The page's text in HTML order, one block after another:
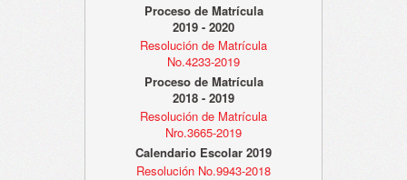
Proceso de Matrícula
2019 - 2020
Resolución de Matrícula
No.4233-2019
Proceso de Matrícula
2018 - 2019
Resolución de Matrícula
Nro.3665-2019
Calendario Escolar 2019
Resolución No.9943-2018